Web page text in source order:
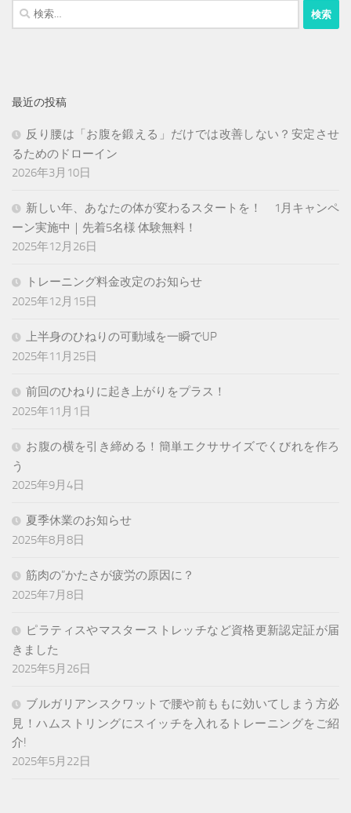
検
索:
最近の投稿
反り腰は「お腹を鍛える」だけでは改善しない？安定させ
るためのドローイン
2026年3月10日
新しい年、あなたの体が変わるスタートを！ 1月キャンペ
ーン実施中｜先着5名様 体験無料！
2025年12月26日
トレーニング料金改定のお知らせ
2025年12月15日
上半身のひねりの可動域を一瞬でUP
2025年11月25日
前回のひねりに起き上がりをプラス！
2025年11月1日
お腹の横を引き締める！簡単エクササイズでくびれを作ろ
う
2025年9月4日
夏季休業のお知らせ
2025年8月8日
筋肉の”かたさが疲労の原因に？
2025年7月8日
ピラティスやマスターストレッチなど資格更新認定証が届
きました
2025年5月26日
ブルガリアンスクワットで腰や前ももに効いてしまう方必
見！ハムストリングにスイッチを入れるトレーニングをご紹
介!
2025年5月22日